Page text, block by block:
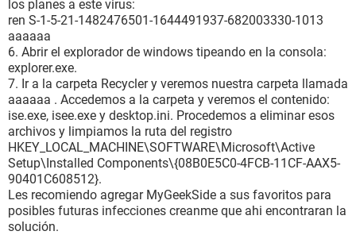
los planes a este virus:
ren S-1-5-21-1482476501-1644491937-682003330-1013
aaaaaa
6. Abrir el explorador de windows tipeando en la consola:
explorer.exe.
7. Ir a la carpeta Recycler y veremos nuestra carpeta llamada
aaaaaa . Accedemos a la carpeta y veremos el contenido:
ise.exe, isee.exe y desktop.ini. Procedemos a eliminar esos
archivos y limpiamos la ruta del registro
HKEY_LOCAL_MACHINE\SOFTWARE\Microsoft\Active
Setup\Installed Components\{08B0E5C0-4FCB-11CF-AAX5-
90401C608512}.
Les recomiendo agregar MyGeekSide a sus favoritos para
posibles futuras infecciones creanme que ahi encontraran la
solución.